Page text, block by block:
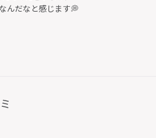
んだなと感じます💭